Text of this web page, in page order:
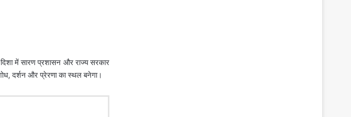
दिशा में सारण प्रशासन और राज्य सरकार
दर्शन और प्रेरणा का स्थल बनेगा।